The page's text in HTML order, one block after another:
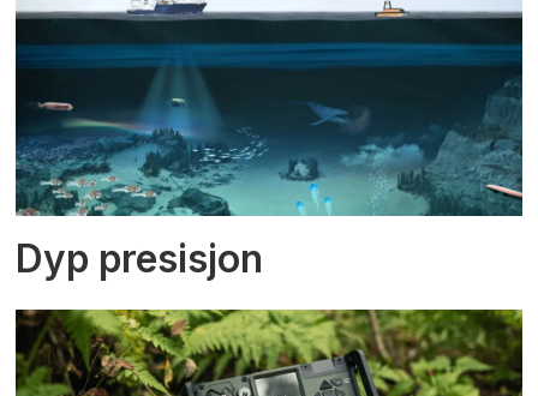
Dyp presisjon